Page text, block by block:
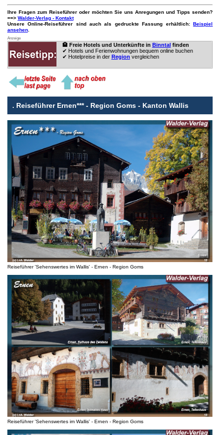
Ihre Fragen zum Reiseführer oder möchten Sie uns Anregungen und Tipps senden?
==> Walder-Verlag - Kontakt
Unsere Online-Reiseführer sind auch als gedruckte Fassung erhältlich:Beispiel
ansehen.
Anzeige
🏨 Freie Hotels und Unterkünfte in Binntal finden
✔ Hotels und Ferienwohnungen bequem online buchen
✔ Hotelpreise in der Region vergleichen
. Reiseführer Ernen*** - Region Goms - Kanton Wallis
Reiseführer 'Sehenswertes im Wallis' - Ernen - Region Goms
Reiseführer 'Sehenswertes im Wallis' - Ernen - Region Goms